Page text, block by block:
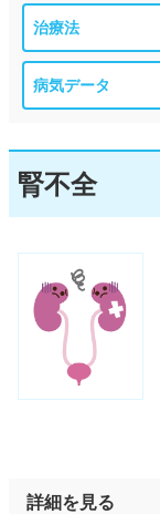
治療法
病気データ
腎不全
詳細を見る